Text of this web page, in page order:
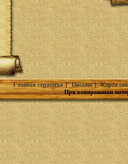
Главная страница|Письмо|Карта
При копировании